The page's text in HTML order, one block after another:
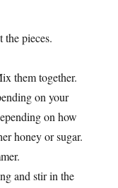
the pieces.
them together.
on your
on how
honey or sugar.
and stir in the